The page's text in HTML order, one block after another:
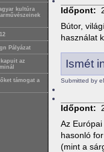
kultúra
Pályázat
az
támogat a
Időpont:
Bútor,
használat
Ismét
Submitted by
Időpont:
Az
hasonló
(mint a